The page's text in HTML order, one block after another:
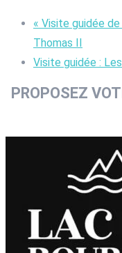
« Visite guidée de
Thomas II
Visite guidée :
PROPOSEZ